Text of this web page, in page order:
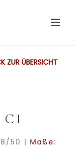
ZUR ÜBERSICHT
CI
50 | Maße: